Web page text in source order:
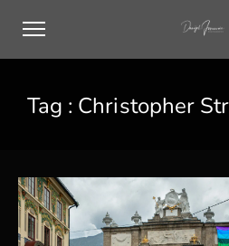
Tag : Christopher